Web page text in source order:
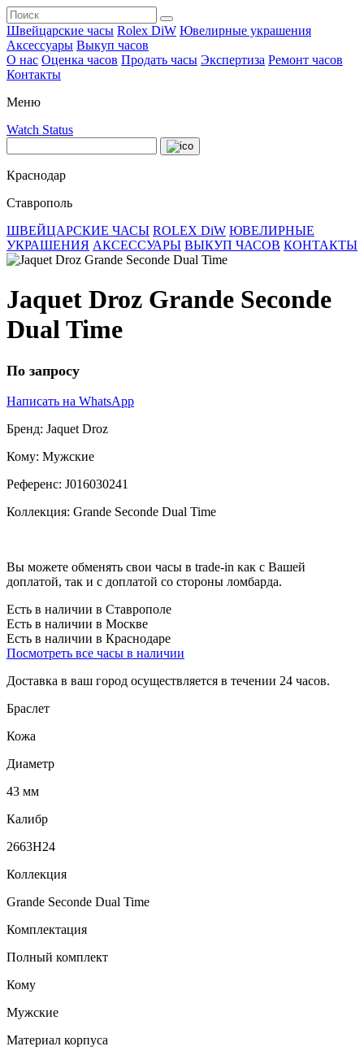
Швейцарские часы Rolex DiW Ювелирные украшения
Аксессуары Выкуп часов
О нас Оценка часов Продать часы Экспертиза Ремонт часов
Контакты
Меню
Watch Status
Краснодар
Ставрополь
ШВЕЙЦАРСКИЕ ЧАСЫ ROLEX DiW ЮВЕЛИРНЫЕ
УКРАШЕНИЯ АКСЕССУАРЫ ВЫКУП ЧАСОВ КОНТАКТЫ
Jaquet Droz Grande Seconde
Dual Time
По запросу
Написать на WhatsApp
Бренд: Jaquet Droz
Кому: Мужские
Референс: J016030241
Коллекция: Grande Seconde Dual Time
Вы можете обменять свои часы в trade-in как с Вашей
доплатой, так и с доплатой со стороны ломбарда.
Есть в наличии в Ставрополе
Есть в наличии в Москве
Есть в наличии в Краснодаре
Посмотреть все часы в наличии
Доставка в ваш город осуществляется в течении 24 часов.
Браслет
Кожа
Диаметр
43 мм
Калибр
2663H24
Коллекция
Grande Seconde Dual Time
Комплектация
Полный комплект
Кому
Мужские
Материал корпуса